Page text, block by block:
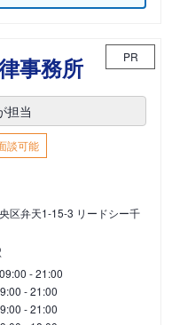
事務所 PR
担当
談可能
区弁天1-15-3 リードシー千
09:00 - 21:00
- 21:00
- 21:00